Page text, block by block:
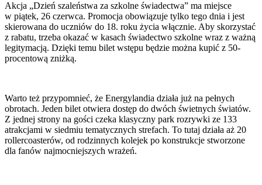
Akcja „Dzień szaleństwa za szkolne świadectwa” ma miejsce
w piątek, 26 czerwca. Promocja obowiązuje tylko tego dnia i jest
skierowana do uczniów do 18. roku życia włącznie. Aby skorzystać
z rabatu, trzeba okazać w kasach świadectwo szkolne wraz z ważną
legitymacją. Dzięki temu bilet wstępu będzie można kupić z 50-
procentową zniżką.
Warto też przypomnieć, że Energylandia działa już na pełnych
obrotach. Jeden bilet otwiera dostęp do dwóch świetnych światów.
Z jednej strony na gości czeka klasyczny park rozrywki ze 133
atrakcjami w siedmiu tematycznych strefach. To tutaj działa aż 20
rollercoasterów, od rodzinnych kolejek po konstrukcje stworzone
dla fanów najmocniejszych wrażeń.